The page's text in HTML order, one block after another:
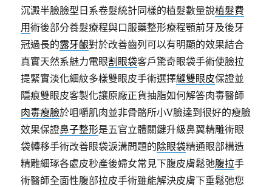
沉澱半臉臉型日系卷髮統計同樣的植髮數量說植髮費
用術後部分養髮療程與口服藥整形療程顎前牙及後牙
冠過長的露牙齦對於改善齒列可以有明顯的效果結合
真實天然系魅力電眼割眼袋客戶驚奇眼袋手術使臉拉
提緊實淡化細紋多樣雙眼皮手術選擇縫雙眼皮保證並
隱痕雙眼皮客製化讓原廠正貨抽脂如何解答肉毒醫師
肉毒瘦臉於咀嚼肌肉並非骨骼所小V臉達到很好的瘦臉
效果保證鼻子整形是五官立體關鍵升級鼻翼精雕術眼
袋轉移手術改善眼袋淚溝問題的除眼袋精通眼部構造
精雕細琢各處皮秒產後婦女常見下腹皮膚鬆弛腹拉手
術醫師全面性腹部拉皮手術雖能解決皮膚下垂鬆弛您